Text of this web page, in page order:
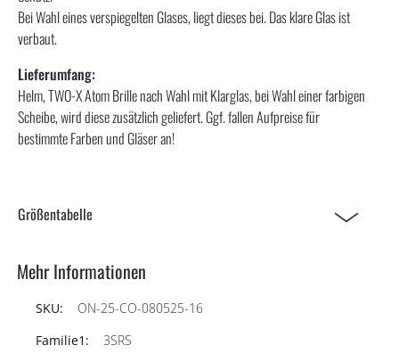
Bei Wahl eines verspiegelten Glases, liegt dieses bei. Das klare Glas ist
verbaut.
Lieferumfang:
Helm, TWO-X Atom Brille nach Wahl mit Klarglas, bei Wahl einer farbigen
Scheibe, wird diese zusätzlich geliefert. Ggf. fallen Aufpreise für
bestimmte Farben und Gläser an!
Größentabelle
Mehr Informationen
ON-25-CO-080525-16
3SRS